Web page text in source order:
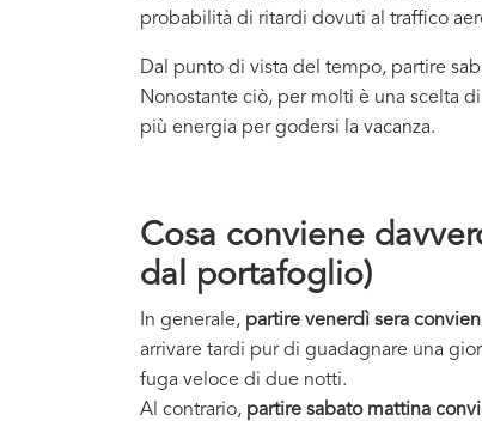
probabilità di ritardi dovuti al traffico
Dal punto di vista del tempo, partire
Nonostante ciò, per molti è una scelta
più energia per godersi la vacanza.
Cosa conviene
dal portafoglio)
In generale, partire venerdì sera
arrivare tardi pur di guadagnare una
fuga veloce di due notti.
Al contrario, partire sabato mattina